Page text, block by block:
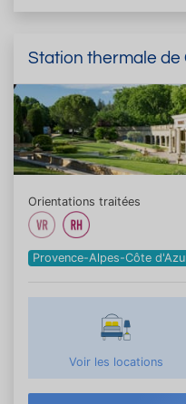
Station thermale de
Orientations traitées
Provence-Alpes-Côte
Voir les locations